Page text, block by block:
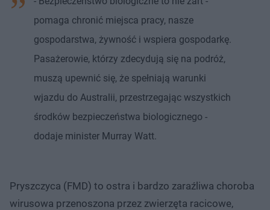
pomaga chronić miejsca pracy, nasze
gospodarstwa, żywność i wspiera gospodarkę.
Pasażerowie, którzy zdecydują się na podróż,
muszą upewnić się, że spełniają warunki
wjazdu do Australii, przestrzegając wszystkich
środków bezpieczeństwa biologicznego -
dodaje minister Murray Watt.
Pryszczyca (FMD) to ostra i bardzo zaraźliwa choroba
wirusowa przenoszona przez zwierzęta racicowe,